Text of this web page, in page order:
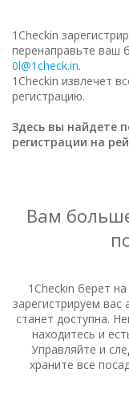
1Checkin
перенаправьте ваш
0l@1check.in.
1Checkin извлечет
регистрацию.
Здесь вы найдете
регистрации на
Вам
1Checkin берет
зарегистрируем вас
станет доступна.
находитесь и
Управляйте и
храните все